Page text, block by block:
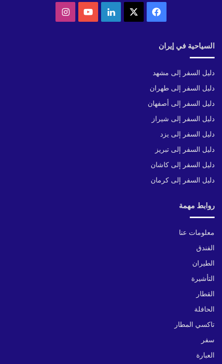
فيسبوك لينكدإن‫YouTubeانستقرام
السياحية في إيران
دليل السفر إلى مشهد
دليل السفر إلى طهران
دليل السفر إلى أصفهان
دليل السفر إلى شيراز
دليل السفر إلى يزد
دليل السفر إلى تبريز
دليل السفر إلى كاشان
دليل السفر إلى كرمان
روابط مهمة
معلومات عنا
الفندق
الطيران
التأشيرة
القطار
الحافلة
تاكسي المطار
سفر
العبارة